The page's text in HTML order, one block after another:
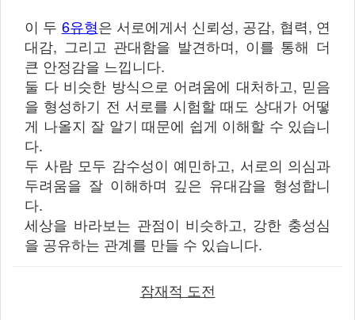
이 두 6유형은 서로에게서 신뢰성, 공감, 협력, 연
대감, 그리고 관대함을 발견하며, 이를 통해 더
큰 안정감을 느낍니다.
둘 다 비슷한 방식으로 어려움에 대처하고, 믿음
을 형성하기 전 서로를 시험할 때도 상대가 어떻
게 나올지 잘 알기 때문에 쉽게 이해할 수 있습니
다.
두 사람 모두 감수성이 예민하고, 서로의 의심과
두려움을 잘 이해하며 깊은 유대감을 형성합니
다.
세상을 바라보는 관점이 비슷하고, 강한 충성심
을 공유하는 관계를 만들 수 있습니다.
잠재적 도전